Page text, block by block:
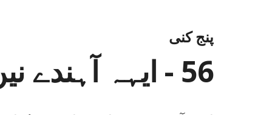
پنج کنی
56 - ایہہ آہندے نیں شاعری اوہ جو دُنیا بدلے